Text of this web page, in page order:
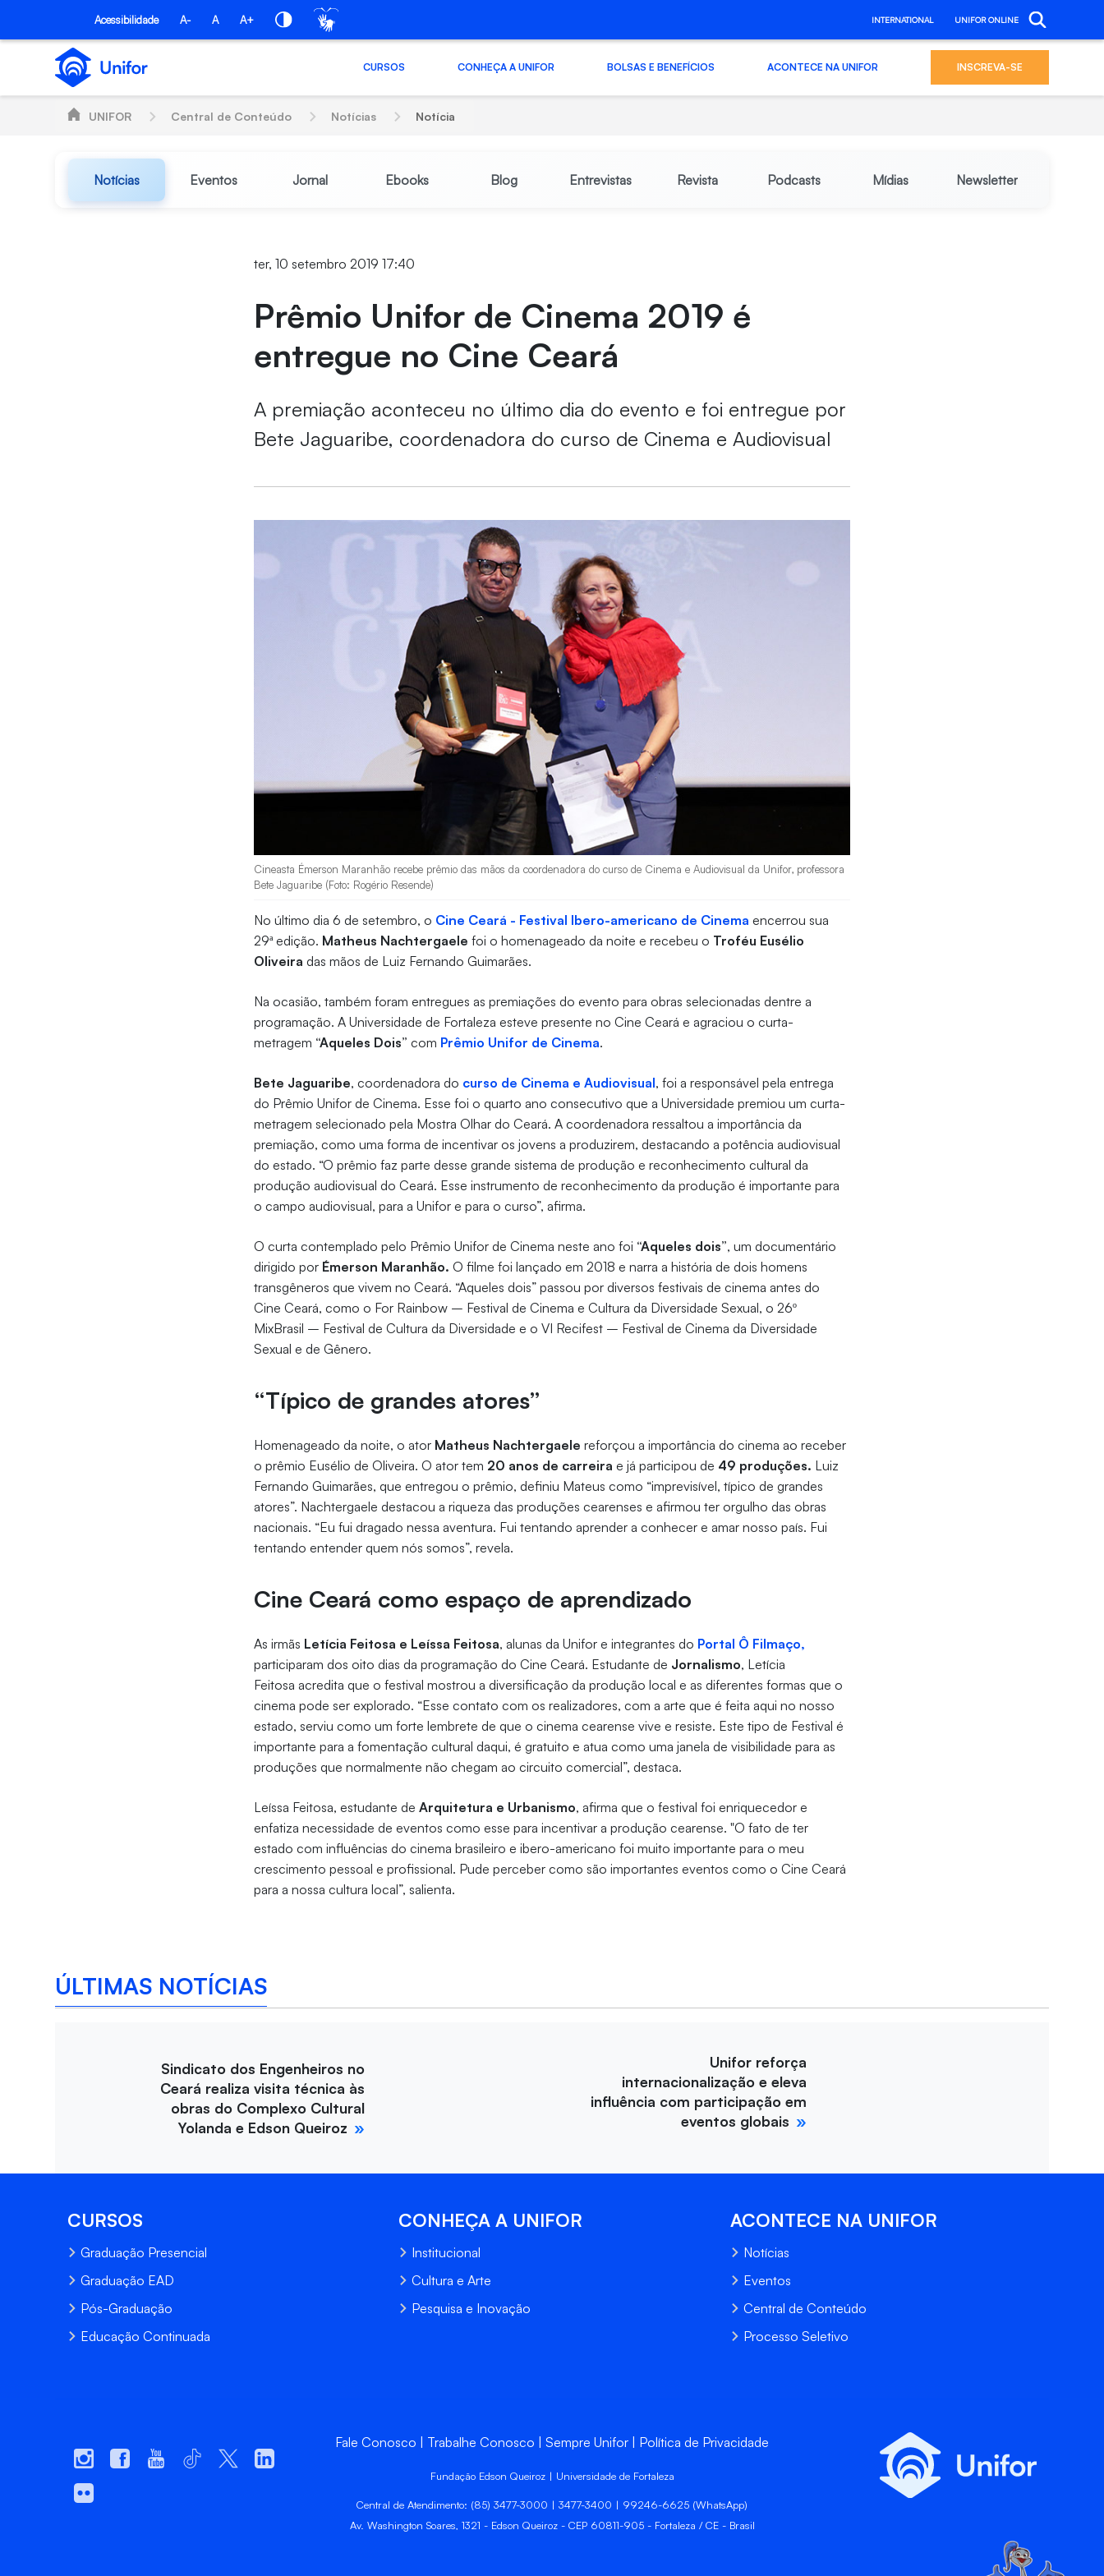
Pular para o Conteúdo principal
Acessibilidade A- A A+ INTERNATIONAL UNIFOR ONLINE
CURSOS CONHEÇA A UNIFOR BOLSAS E BENEFÍCIOS ACONTECE NA UNIFOR INSCREVA-SE
UNIFOR Central de Conteúdo Notícias Notícia
Notícias Eventos Jornal Ebooks Blog Entrevistas Revista Podcasts Mídias Newsletter
ter, 10 setembro 2019 17:40
Prêmio Unifor de Cinema 2019 é
entregue no Cine Ceará
A premiação aconteceu no último dia do evento e foi entregue por
Bete Jaguaribe, coordenadora do curso de Cinema e Audiovisual
Cineasta Émerson Maranhão recebe prêmio das mãos da coordenadora do curso de Cinema e Audiovisual da Unifor, professora
Bete Jaguaribe (Foto: Rogério Resende)
No último dia 6 de setembro, o Cine Ceará - Festival Ibero-americano de Cinema encerrou sua
29ª edição. Matheus Nachtergaelefoi o homenageado da noite e recebeu o Troféu Eusélio
Oliveira das mãos de Luiz Fernando Guimarães.
Na ocasião, também foram entregues as premiações do evento para obras selecionadas dentre a
programação. A Universidade de Fortaleza esteve presente no Cine Ceará e agraciou o curta-
metragem “Aqueles Dois” com Prêmio Unifor de Cinema.
Bete Jaguaribe, coordenadora do curso de Cinema e Audiovisual, foi a responsável pela entrega
do Prêmio Unifor de Cinema. Esse foi o quarto ano consecutivo que a Universidade premiou um curta-
metragem selecionado pela Mostra Olhar do Ceará. A coordenadora ressaltou a importância da
premiação, como uma forma de incentivar os jovens a produzirem, destacando a potência audiovisual
do estado. “O prêmio faz parte desse grande sistema de produção e reconhecimento cultural da
produção audiovisual do Ceará. Esse instrumento de reconhecimento da produção é importante para
o campo audiovisual, para a Unifor e para o curso”, afirma.
O curta contemplado pelo Prêmio Unifor de Cinema neste ano foi “Aqueles dois”, um documentário
dirigido por Émerson Maranhão. O filme foi lançado em 2018 e narra a história de dois homens
transgêneros que vivem no Ceará. “Aqueles dois” passou por diversos festivais de cinema antes do
Cine Ceará, como o For Rainbow – Festival de Cinema e Cultura da Diversidade Sexual, o 26º
MixBrasil – Festival de Cultura da Diversidade e o VI Recifest – Festival de Cinema da Diversidade
Sexual e de Gênero.
“Típico de grandes atores”
Homenageado da noite, o ator Matheus Nachtergaele reforçou a importância do cinema ao receber
o prêmio Eusélio de Oliveira. O ator tem 20 anos de carreira e já participou de 49 produções. Luiz
Fernando Guimarães, que entregou o prêmio, definiu Mateus como “imprevisível, típico de grandes
atores”. Nachtergaele destacou a riqueza das produções cearenses e afirmou ter orgulho das obras
nacionais. “Eu fui dragado nessa aventura. Fui tentando aprender a conhecer e amar nosso país. Fui
tentando entender quem nós somos”, revela.
Cine Ceará como espaço de aprendizado
As irmãs Letícia Feitosa e Leíssa Feitosa, alunas da Unifor e integrantes do Portal Ô Filmaço,
participaram dos oito dias da programação do Cine Ceará. Estudante de Jornalismo, Letícia
Feitosa acredita que o festival mostrou a diversificação da produção local e as diferentes formas que o
cinema pode ser explorado. “Esse contato com os realizadores, com a arte que é feita aqui no nosso
estado, serviu como um forte lembrete de que o cinema cearense vive e resiste. Este tipo de Festival é
importante para a fomentação cultural daqui, é gratuito e atua como uma janela de visibilidade para as
produções que normalmente não chegam ao circuito comercial”, destaca.
Leíssa Feitosa, estudante deArquitetura e Urbanismo, afirma que o festival foi enriquecedor e
enfatiza necessidade de eventos como esse para incentivar a produção cearense. "O fato de ter
estado com influências do cinema brasileiro e ibero-americano foi muito importante para o meu
crescimento pessoal e profissional. Pude perceber como são importantes eventos como o Cine Ceará
para a nossa cultura local”, salienta.
ÚLTIMAS NOTÍCIAS
Sindicato dos Engenheiros no
Ceará realiza visita técnica às
obras do Complexo Cultural
Yolanda e Edson Queiroz
Unifor reforça
internacionalização e eleva
influência com participação em
eventos globais
CURSOS
Graduação Presencial
Graduação EAD
Pós-Graduação
Educação Continuada
CONHEÇA A UNIFOR
Institucional
Cultura e Arte
Pesquisa e Inovação
ACONTECE NA UNIFOR
Notícias
Eventos
Central de Conteúdo
Processo Seletivo
Fale Conosco Trabalhe Conosco Sempre Unifor Política de Privacidade
Fundação Edson Queiroz | Universidade de Fortaleza
Central de Atendimento: (85) 3477-3000 | 3477-3400 | 99246-6625 (WhatsApp)
Av. Washington Soares, 1321 - Edson Queiroz - CEP 60811-905 - Fortaleza / CE - Brasil